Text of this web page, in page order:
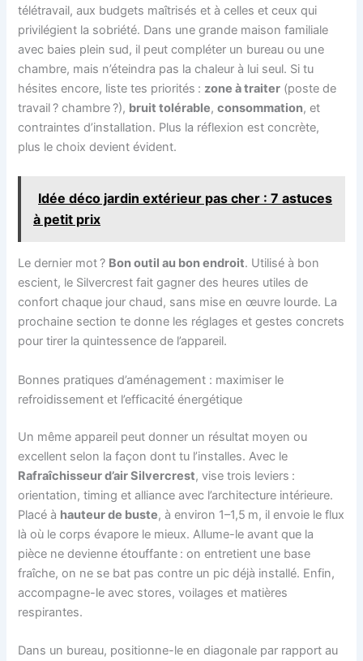
télétravail, aux budgets maîtrisés et à celles et ceux qui
privilégient la sobriété. Dans une grande maison familiale
avec baies plein sud, il peut compléter un bureau ou une
chambre, mais n’éteindra pas la chaleur à lui seul. Si tu
hésites encore, liste tes priorités : zone à traiter (poste de
travail ? chambre ?), bruit tolérable,consommation, et
contraintes d’installation. Plus la réflexion est concrète,
plus le choix devient évident.
Idée déco jardin extérieur pas cher : 7 astuces
à petit prix
Le dernier mot ? Bon outil au bon endroit. Utilisé à bon
escient, le Silvercrest fait gagner des heures utiles de
confort chaque jour chaud, sans mise en œuvre lourde. La
prochaine section te donne les réglages et gestes concrets
pour tirer la quintessence de l’appareil.
Bonnes pratiques d’aménagement : maximiser le
refroidissement et l’efficacité énergétique
Un même appareil peut donner un résultat moyen ou
excellent selon la façon dont tu l’installes. Avec le
Rafraîchisseur d’air Silvercrest, vise trois leviers :
orientation, timing et alliance avec l’architecture intérieure.
Placé à hauteur de buste, à environ 1–1,5 m, il envoie le flux
là où le corps évapore le mieux. Allume-le avant que la
pièce ne devienne étouffante : on entretient une base
fraîche, on ne se bat pas contre un pic déjà installé. Enfin,
accompagne-le avec stores, voilages et matières
respirantes.
Dans un bureau, positionne-le en diagonale par rapport au